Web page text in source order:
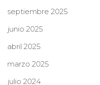
septiembre 2025
junio 2025
abril 2025
marzo 2025
julio 2024